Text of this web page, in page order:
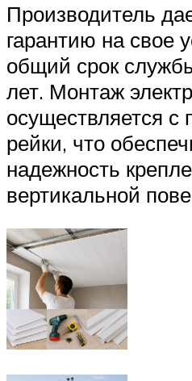
Производитель
гарантию на свое
общий срок
лет. Монтаж
осуществляется
рейки, что
надежность
вертикальной